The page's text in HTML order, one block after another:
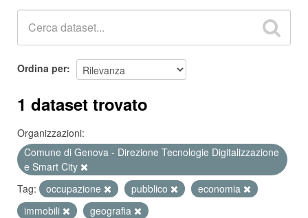
Ordina per
1 dataset trovato
Organizzazioni:
Comune di Genova - Direzione Tecnologie Digitalizzazione
e Smart City
Tag:
occupazione pubblico
economia
immobili
geografia